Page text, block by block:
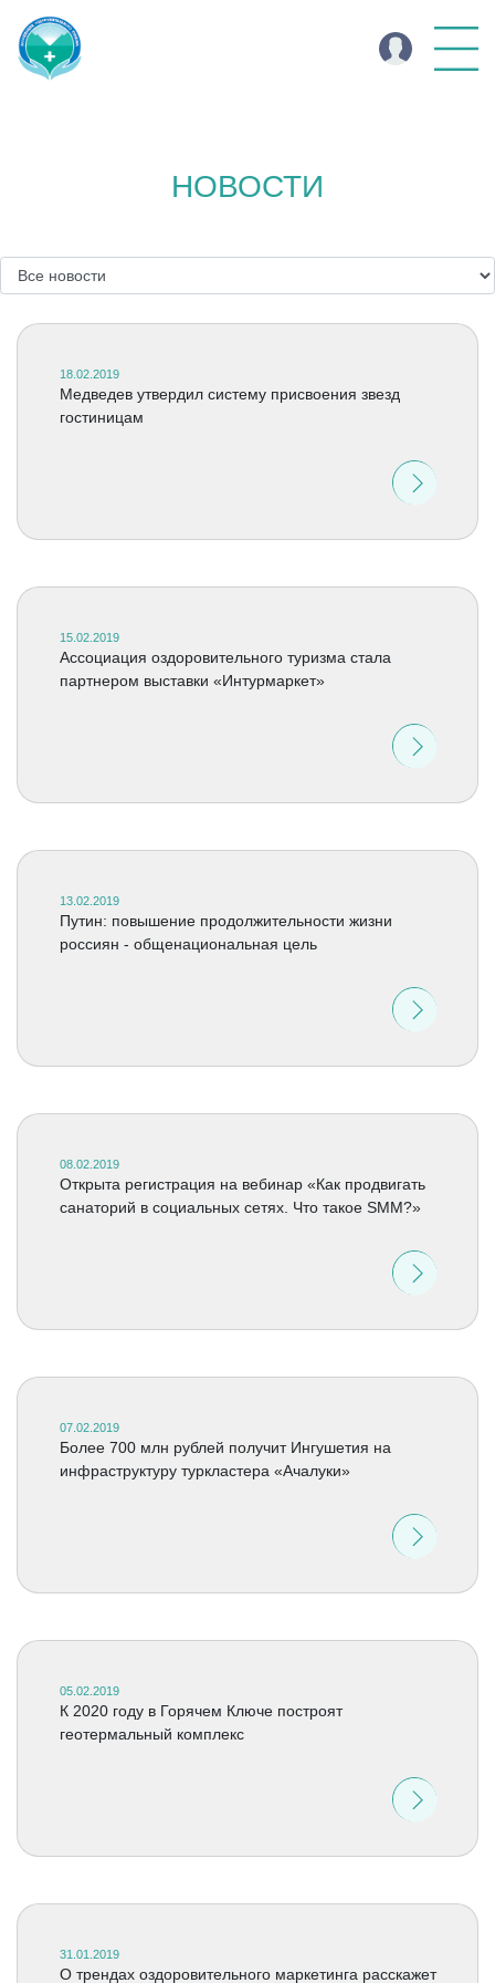
НОВОСТИ
18.02.2019
Медведев утвердил систему присвоения звезд
гостиницам
15.02.2019
Ассоциация оздоровительного туризма стала
партнером выставки «Интурмаркет»
13.02.2019
Путин: повышение продолжительности жизни
россиян - общенациональная цель
08.02.2019
Открыта регистрация на вебинар «Как продвигать
санаторий в социальных сетях. Что такое SMM?»
07.02.2019
Более 700 млн рублей получит Ингушетия на
инфраструктуру туркластера «Ачалуки»
05.02.2019
К 2020 году в Горячем Ключе построят
геотермальный комплекс
31.01.2019
О трендах оздоровительного маркетинга расскажет